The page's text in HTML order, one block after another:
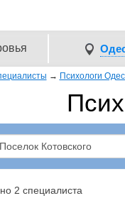
→ Психологи
2 специалиста